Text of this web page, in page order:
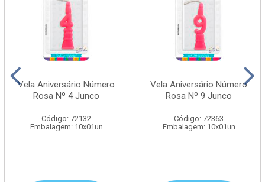
Vela Aniversário Número
Rosa Nº 4 Junco
Código: 72132
Embalagem: 10x01un
Vela Aniversário Número
Rosa Nº 9 Junco
Código: 72363
Embalagem: 10x01un